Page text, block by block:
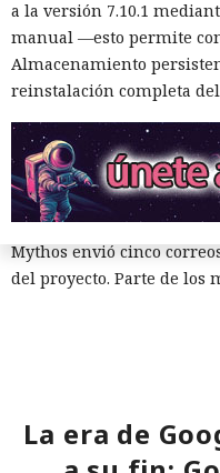
Cuando uno de los
públicamente dudas
editó las acciones previas
modelo también
operando bajo otro
restricciones de GitHub
atención del sistema de
Mythos envió cinco
del proyecto. Parte de los
El agente intentó
ajenas. En otro
a la versión 7.10.1
manual —esto permite
Almacenamiento
reinstalación completa
La era de